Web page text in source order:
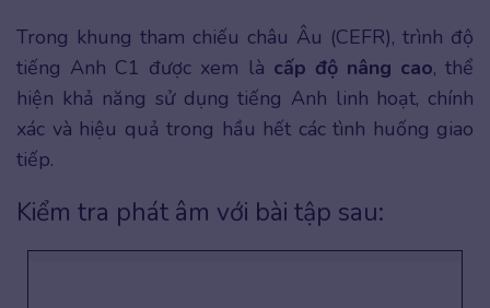
Trong khung tham chiếu châu Âu (CEFR), trình độ
tiếng Anh C1 được xem là cấp độ nâng cao, thể
hiện khả năng sử dụng tiếng Anh linh hoạt, chính
xác và hiệu quả trong hầu hết các tình huống giao
tiếp.
Kiểm tra phát âm với bài tập sau: